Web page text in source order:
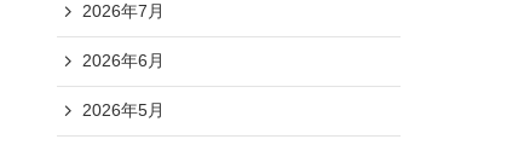
2026年7月
2026年6月
2026年5月